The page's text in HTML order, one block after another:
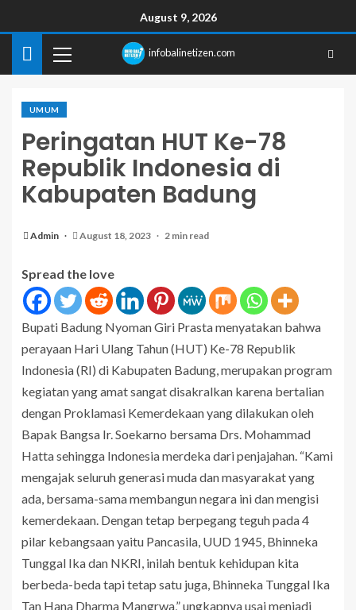
August 9, 2026
infobalinetizen.com
UMUM
Peringatan HUT Ke-78
Republik Indonesia di
Kabupaten Badung
Admin August 18, 2023 2 min read
Spread the love
Bupati Badung Nyoman Giri Prasta menyatakan bahwa
perayaan Hari Ulang Tahun (HUT) Ke-78 Republik
Indonesia (RI) di Kabupaten Badung, merupakan program
kegiatan yang amat sangat disakralkan karena bertalian
dengan Proklamasi Kemerdekaan yang dilakukan oleh
Bapak Bangsa Ir. Soekarno bersama Drs. Mohammad
Hatta sehingga Indonesia merdeka dari penjajahan. “Kami
mengajak seluruh generasi muda dan masyarakat yang
ada, bersama-sama membangun negara ini dan mengisi
kemerdekaan. Dengan tetap berpegang teguh pada 4
pilar kebangsaan yaitu Pancasila, UUD 1945, Bhinneka
Tunggal Ika dan NKRI, inilah bentuk kehidupan kita
berbeda-beda tapi tetap satu juga, Bhinneka Tunggal Ika
Tan Hana Dharma Mangrwa,” ungkapnya usai menjadi